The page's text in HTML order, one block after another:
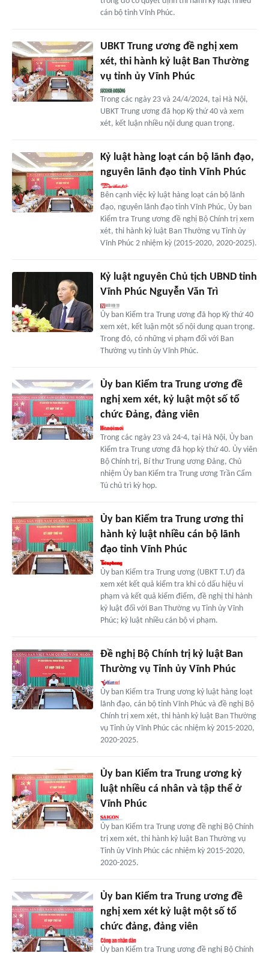
cán bộ tỉnh Vĩnh Phúc.
UBKT Trung ương đề nghị xem
xét, thi hành kỷ luật Ban Thường
vụ tỉnh ủy Vĩnh Phúc
Trong các ngày 23 và 24/4/2024, tại Hà Nội,
UBKT Trung ương đã họp Kỳ thứ 40 và xem
xét, kết luận nhiều nội dung quan trọng.
Kỷ luật hàng loạt cán bộ lãnh đạo,
nguyên lãnh đạo tỉnh Vĩnh Phúc
Bên cạnh việc kỷ luật hàng loạt cán bộ lãnh
đạo, nguyên lãnh đạo tỉnh Vĩnh Phúc, Ủy ban
Kiểm tra Trung ương đề nghị Bộ Chính trị xem
xét, thi hành kỷ luật Ban Thường vụ Tỉnh ủy
Vĩnh Phúc 2 nhiệm kỳ (2015-2020, 2020-2025).
Kỷ luật nguyên Chủ tịch UBND tỉnh
Vĩnh Phúc Nguyễn Văn Trì
Ủy ban Kiểm tra Trung ương đã họp Kỳ thứ 40
xem xét, kết luận một số nội dung quan trọng.
Trong đó, có những vi phạm đối với Ban
Thường vụ tỉnh ủy Vĩnh Phúc.
Ủy ban Kiểm tra Trung ương đề
nghị xem xét, kỷ luật một số tổ
chức Đảng, đảng viên
Trong các ngày 23 và 24-4, tại Hà Nội, Ủy ban
Kiểm tra Trung ương đã họp kỳ thứ 40. Ủy viên
Bộ Chính trị, Bí thư Trung ương Đảng, Chủ
nhiệm Ủy ban Kiểm tra Trung ương Trần Cẩm
Tú chủ trì kỳ họp.
Ủy ban Kiểm tra Trung ương thi
hành kỷ luật nhiều cán bộ lãnh
đạo tỉnh Vĩnh Phúc
Ủy ban Kiểm tra Trung ương (UBKT T.Ư) đã
xem xét kết quả kiểm tra khi có dấu hiệu vi
phạm và kết quả kiểm điểm, đề nghị thi hành
kỷ luật đối với Ban Thường vụ Tỉnh ủy Vĩnh
Phúc; kỷ luật nhiều cán bộ vi phạm.
Đề nghị Bộ Chính trị kỷ luật Ban
Thường vụ Tỉnh ủy Vĩnh Phúc
Ủy ban Kiểm tra Trung ương kỷ luật hàng loạt
lãnh đạo, cán bộ tỉnh Vĩnh Phúc và đề nghị Bộ
Chính trị xem xét, thi hành kỷ luật Ban Thường
vụ Tỉnh ủy Vĩnh Phúc các nhiệm kỳ 2015-2020,
2020-2025.
Ủy ban Kiểm tra Trung ương kỷ
luật nhiều cá nhân và tập thể ở
Vĩnh Phúc
Ủy ban Kiểm tra Trung ương đề nghị Bộ Chính
trị xem xét, thi hành kỷ luật Ban Thường vụ
Tỉnh ủy Vĩnh Phúc các nhiệm kỳ 2015-2020,
2020-2025.
Ủy ban Kiểm tra Trung ương đề
nghị xem xét kỷ luật một số tổ
chức đảng, đảng viên
Ủy ban Kiểm tra Trung ương đề nghị Bộ Chính